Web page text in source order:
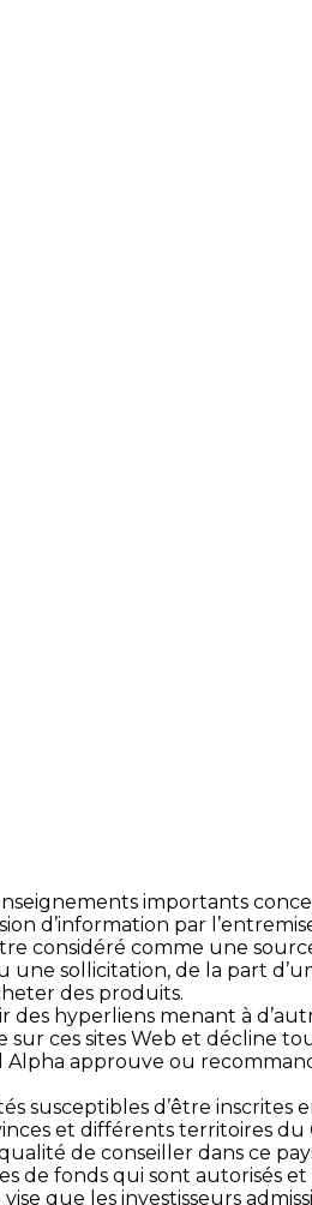
importants
d’information par
considéré comme une
sollicitation, de la part
des produits.
hyperliens menant à
ces sites Web et décline
approuve ou
susceptibles d’être
et différents territoires
de conseiller dans ce
fonds qui sont autorisés
que les investisseurs